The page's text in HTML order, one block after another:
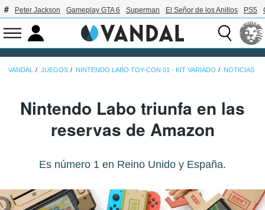
Peter Jackson Gameplay GTA 6 Superman El Señor de los Anillos PS5
VANDAL JUEGOS NINTENDO LABO TOY-CON 01 - KIT VARIADO NOTICIAS
Nintendo Labo triunfa en las
reservas de Amazon
Es número 1 en Reino Unido y España.